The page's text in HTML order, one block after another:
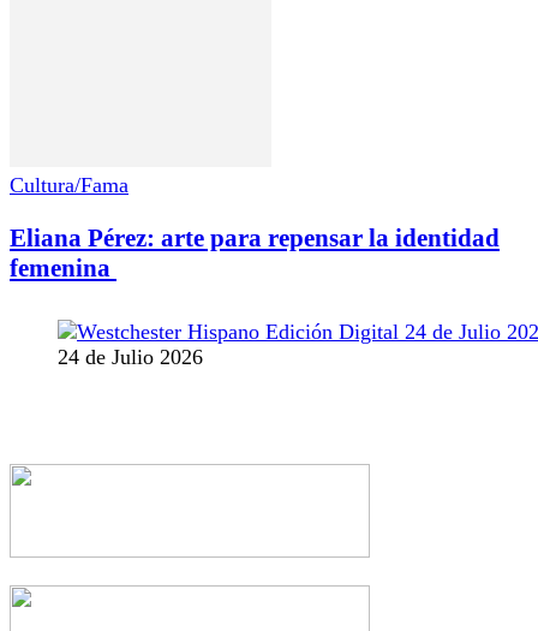
Cultura/Fama
Eliana Pérez: arte para repensar la identidad
femenina
24 de Julio 2026